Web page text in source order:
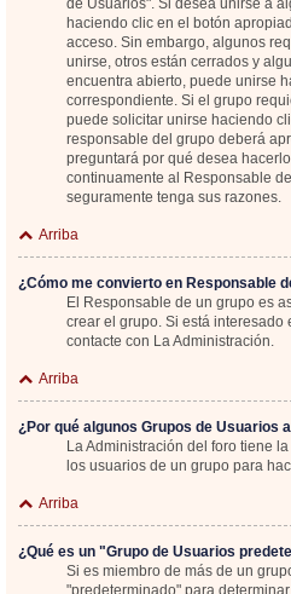
de Usuarios". Si desea unirse a
haciendo clic en el botón
acceso. Sin embargo, algunos
unirse, otros están cerrados y
encuentra abierto, puede unirse
correspondiente. Si el grupo
puede solicitar unirse haciendo
responsable del grupo deberá
preguntará por qué desea
continuamente al Responsable
seguramente tenga sus razones.
Arriba
¿Cómo me convierto en Responsable
El Responsable de un grupo es
crear el grupo. Si está
contacte con La Administración.
Arriba
¿Por qué algunos Grupos de Usuarios
La Administración del foro tiene
los usuarios de un grupo para
Arriba
¿Qué es un "Grupo de Usuarios
Si es miembro de más de un
"predeterminado" para